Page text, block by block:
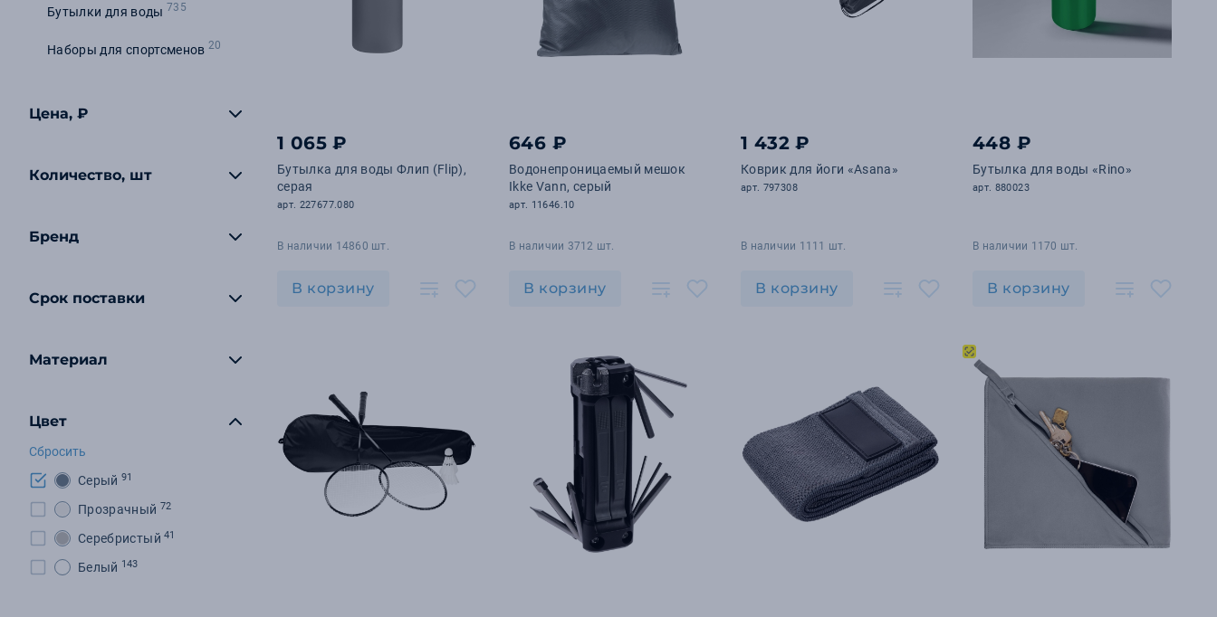
Бутылки для воды 735
Наборы для спортсменов20
Цена, ₽
Количество, шт
Бренд
Срок поставки
Материал
Цвет
Сбросить
Серый 91
Прозрачный 72
Серебристый 41
Белый 143
1 065 ₽
Бутылка для воды Флип (Flip),
серая
арт. 227677.080
В наличии 14860 шт.
В корзину
646 ₽
Водонепроницаемый мешок
Ikke Vann, серый
арт. 11646.10
В наличии 3712 шт.
В корзину
1 432 ₽
Коврик для йоги «Asana»
арт. 797308
В наличии 1111 шт.
В корзину
448 ₽
Бутылка для воды «Rino»
арт. 880023
В наличии 1170 шт.
В корзину